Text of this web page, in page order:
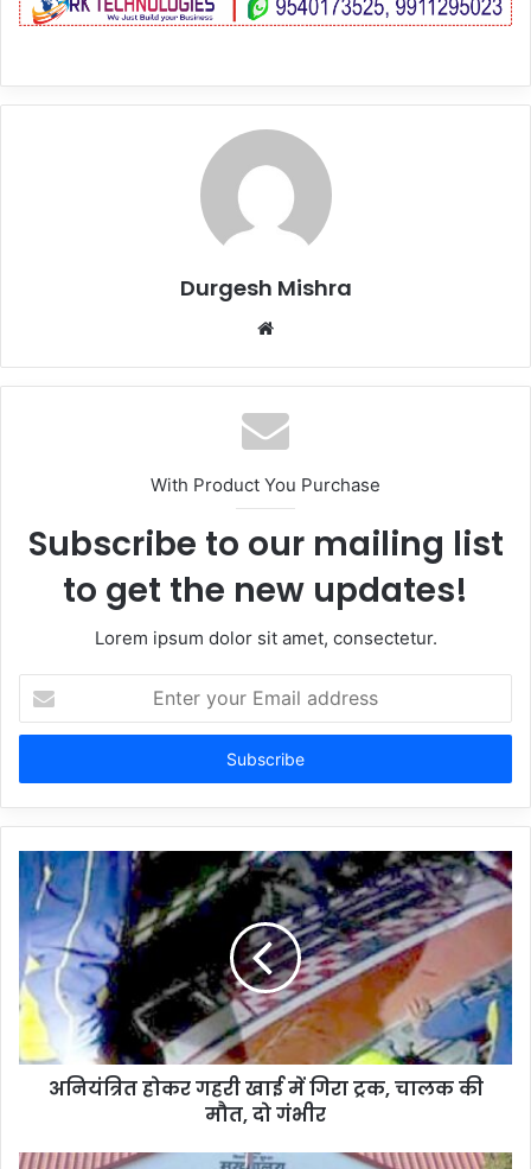
Durgesh Mishra
Website
With Product You Purchase
Subscribe to our mailing list
to get the new updates!
Lorem ipsum dolor sit amet, consectetur.
Enter
your
Email
अनियंत्रित होकर गहरी खाई में गिरा ट्रक, चालक की
मौत, दो गंभीर